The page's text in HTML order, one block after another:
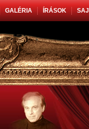
GALÉRIA ÍRÁSOK